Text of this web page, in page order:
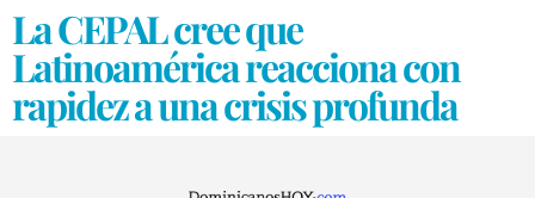
La CEPAL cree que
Latinoamérica reacciona con
rapidez a una crisis profunda